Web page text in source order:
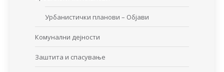
Урбанистички планови – Објави
Комунални дејности
Заштита и спасување